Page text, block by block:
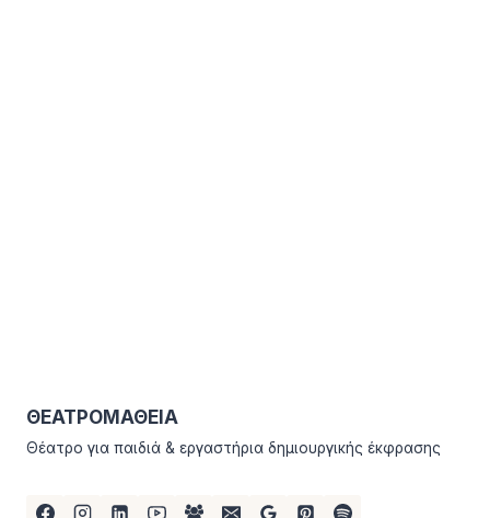
ΘΕΑΤΡΟΜΑΘΕΙΑ
Θέατρο για παιδιά & εργαστήρια δημιουργικής έκφρασης